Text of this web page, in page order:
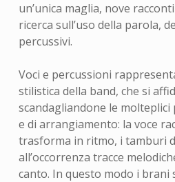
un’unica maglia, nove
ricerca sull’uso della parola,
percussivi.
Voci e percussioni
stilistica della band, che si
scandagliandone le
e di arrangiamento: la voce
trasforma in ritmo, i tamburi
all’occorrenza tracce
canto. In questo modo i